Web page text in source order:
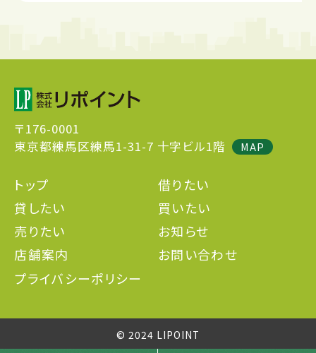
〒176-0001
東京都練馬区練馬1-31-7 十字ビル1階
MAP
トップ
借りたい
貸したい
買いたい
売りたい
お知らせ
店舗案内
お問い合わせ
プライバシーポリシー
© 2024 LIPOINT